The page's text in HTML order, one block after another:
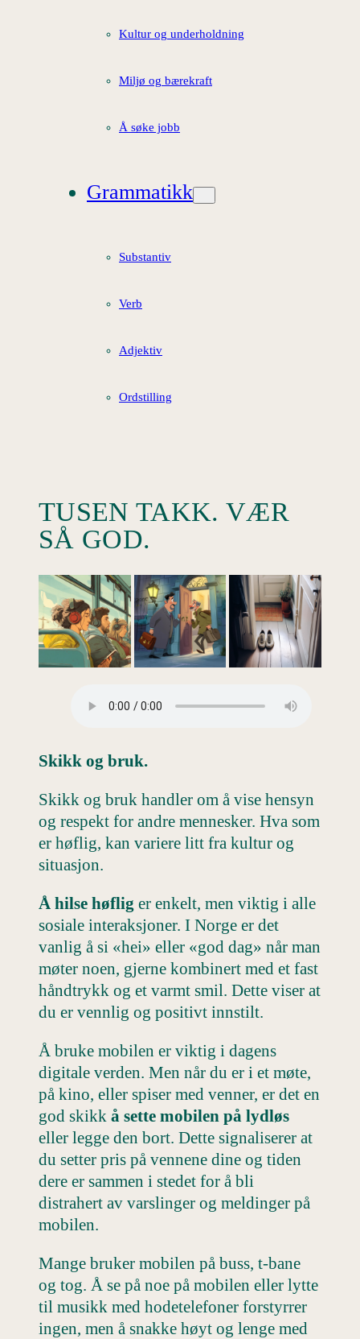
Kultur og underholdning
Miljø og bærekraft
Å søke jobb
Grammatikk
Substantiv
Verb
Adjektiv
Ordstilling
TUSEN TAKK. VÆR
SÅ GOD.
Skikk og bruk.
Skikk og bruk handler om å vise hensyn
og respekt for andre mennesker. Hva som
er høflig, kan variere litt fra kultur og
situasjon.
Å hilse høflig er enkelt, men viktig i alle
sosiale interaksjoner. I Norge er det
vanlig å si «hei» eller «god dag» når man
møter noen, gjerne kombinert med et fast
håndtrykk og et varmt smil. Dette viser at
du er vennlig og positivt innstilt.
Å bruke mobilen er viktig i dagens
digitale verden. Men når du er i et møte,
på kino, eller spiser med venner, er det en
god skikk å sette mobilen på lydløs
eller legge den bort. Dette signaliserer at
du setter pris på vennene dine og tiden
dere er sammen i stedet for å bli
distrahert av varslinger og meldinger på
mobilen.
Mange bruker mobilen på buss, t-bane
og tog. Å se på noe på mobilen eller lytte
til musikk med hodetelefoner forstyrrer
ingen, men å snakke høyt og lenge med